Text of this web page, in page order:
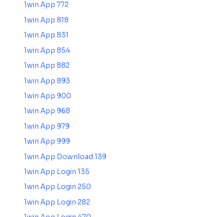
1win App 772
1win App 818
1win App 831
1win App 854
1win App 882
1win App 893
1win App 900
1win App 968
1win App 979
1win App 999
1win App Download 139
1win App Login 135
1win App Login 250
1win App Login 282